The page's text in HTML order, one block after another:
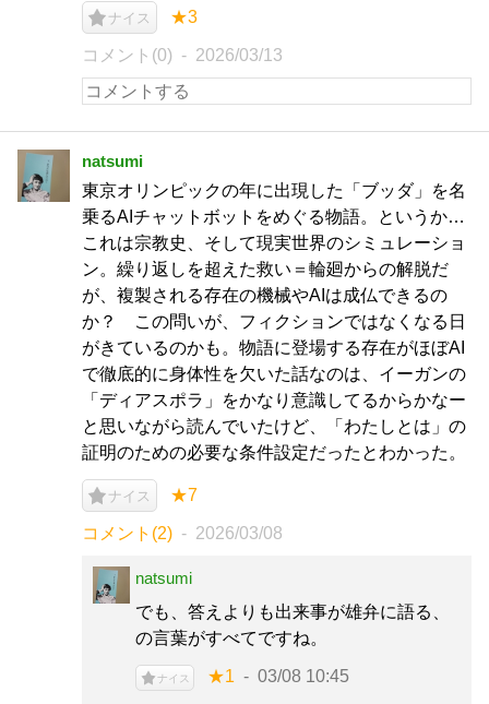
ナイス ★3
コメント(0) 2026/03/13
natsumi
東京オリンピックの年に出現した「ブッダ」を名
乗るAIチャットボットをめぐる物語。というか…
これは宗教史、そして現実世界のシミュレーショ
ン。繰り返しを超えた救い＝輪廻からの解脱だ
が、複製される存在の機械やAIは成仏できるの
か？ この問いが、フィクションではなくなる日
がきているのかも。物語に登場する存在がほぼAI
で徹底的に身体性を欠いた話なのは、イーガンの
「ディアスポラ」をかなり意識してるからかなー
と思いながら読んでいたけど、「わたしとは」の
証明のための必要な条件設定だったとわかった。
ナイス ★7
コメント(2) 2026/03/08
natsumi
でも、答えよりも出来事が雄弁に語る、
の言葉がすべてですね。
ナイス ★1 03/08 10:45